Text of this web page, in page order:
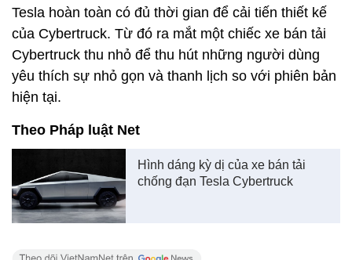
Tesla hoàn toàn có đủ thời gian để cải tiến thiết kế
của Cybertruck. Từ đó ra mắt một chiếc xe bán tải
Cybertruck thu nhỏ để thu hút những người dùng
yêu thích sự nhỏ gọn và thanh lịch so với phiên bản
hiện tại.
Theo Pháp luật Net
Hình dáng kỳ dị của xe bán tải
chống đạn Tesla Cybertruck